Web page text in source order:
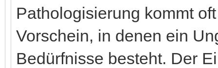
Pathologisierung kommt
Vorschein, in denen ein
Bedürfnisse besteht. Der